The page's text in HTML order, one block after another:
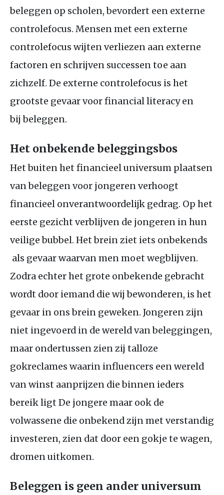
beleggen op scholen, bevordert een externe
controlefocus. Mensen met een externe
controlefocus wijten verliezen aan externe
factoren en schrijven successen toe aan
zichzelf. De externe controlefocus is het
grootste gevaar voor financial literacy en
bij beleggen.
Het onbekende beleggingsbos
Het buiten het financieel universum plaatsen
van beleggen voor jongeren verhoogt
financieel onverantwoordelijk gedrag. Op het
eerste gezicht verblijven de jongeren in hun
veilige bubbel. Het brein ziet iets onbekends
als gevaar waarvan men moet wegblijven.
Zodra echter het grote onbekende gebracht
wordt door iemand die wij bewonderen, is het
gevaar in ons brein geweken. Jongeren zijn
niet ingevoerd in de wereld van beleggingen,
maar ondertussen zien zij talloze
gokreclames waarin influencers een wereld
van winst aanprijzen die binnen ieders
bereik ligt De jongere maar ook de
volwassene die onbekend zijn met verstandig
investeren, zien dat door een gokje te wagen,
dromen uitkomen.
Beleggen is geen ander universum